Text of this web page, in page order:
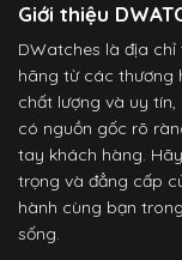
Giới thiệu
DWatches là địa
hãng từ các thương
chất lượng và uy
có nguồn gốc rõ
tay khách hàng.
trọng và đẳng cấp
hành cùng bạn
sống.